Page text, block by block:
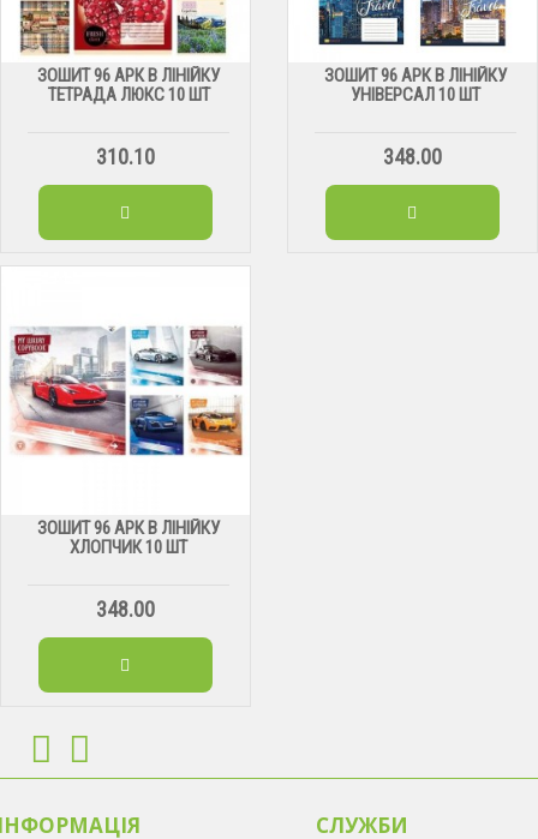
ЗОШИТ 96 АРК В ЛІНІЙКУ
ТЕТРАДА ЛЮКС 10 ШТ
310.10
ЗОШИТ 96 АРК В ЛІНІЙКУ
УНІВЕРСАЛ 10 ШТ
348.00
ЗОШИТ 96 АРК В ЛІНІЙКУ
ХЛОПЧИК 10 ШТ
348.00
CЛУЖБИ